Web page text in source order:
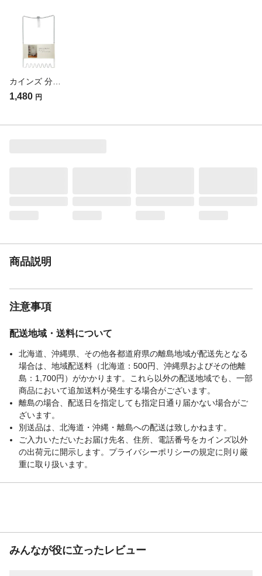
1,480 円
商品説明
注意事項
配送地域・送料について
北海道、沖縄県、その他各都道府県の離島地域が配送先となる
場合は、地域配送料（北海道：500円、沖縄県およびその他離
島：1,700円）がかかります。これら以外の配送地域でも、一部
商品において追加送料が発生する場合がございます。
離島の場合、配送日を指定しても指定日通り届かない場合がご
ざいます。
別送品は、北海道・沖縄・離島への配送は致しかねます。
ご入力いただいたお届け先名、住所、電話番号をカインズ以外
の出荷元に開示します。プライバシーポリシーの規定に則り厳
重に取り扱います。
みんなが役に立ったレビュー